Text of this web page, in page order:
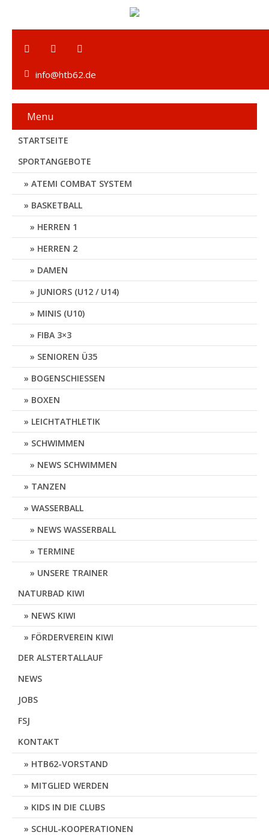
info@htb62.de
Menu
STARTSEITE
SPORTANGEBOTE
ATEMI COMBAT SYSTEM
BASKETBALL
HERREN 1
HERREN 2
DAMEN
JUNIORS (U12 / U14)
MINIS (U10)
FIBA 3×3
SENIOREN Ü35
BOGENSCHIESSEN
BOXEN
LEICHTATHLETIK
SCHWIMMEN
NEWS SCHWIMMEN
TANZEN
WASSERBALL
NEWS WASSERBALL
TERMINE
UNSERE TRAINER
NATURBAD KIWI
NEWS KIWI
FÖRDERVEREIN KIWI
DER ALSTERTALLAUF
NEWS
JOBS
FSJ
KONTAKT
HTB62-VORSTAND
MITGLIED WERDEN
KIDS IN DIE CLUBS
SCHUL-KOOPERATIONEN